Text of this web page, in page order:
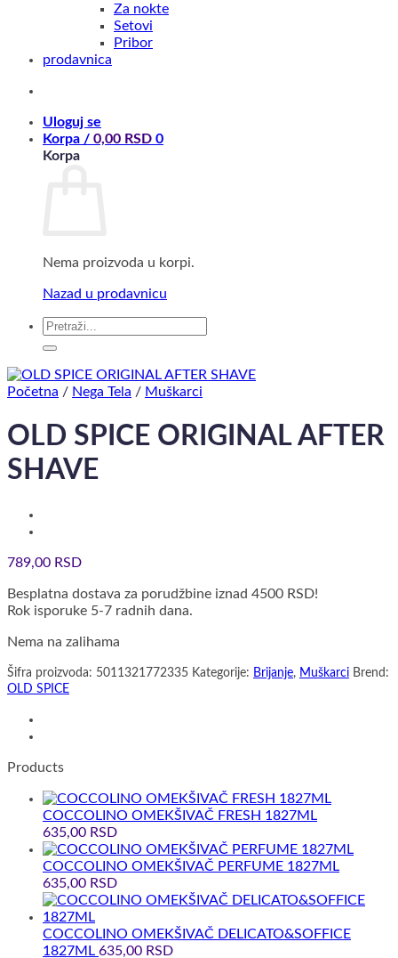
Za nokte
Setovi
Pribor
prodavnica
Uloguj se
Korpa / 0,00 RSD 0
Korpa
Nema proizvoda u korpi.
Nazad u prodavnicu
Pretraga
Početna / Nega Tela / Muškarci
OLD SPICE ORIGINAL AFTER
SHAVE
789,00 RSD
Besplatna dostava za porudžbine iznad 4500 RSD!
Rok isporuke 5-7 radnih dana.
Nema na zalihama
Šifra proizvoda: 5011321772335 Kategorije: Brijanje, Muškarci Brend:
OLD SPICE
Products
COCCOLINO OMEKŠIVAČ FRESH 1827ML
635,00 RSD
COCCOLINO OMEKŠIVAČ PERFUME 1827ML
635,00 RSD
COCCOLINO OMEKŠIVAČ DELICATO&SOFFICE
1827ML 635,00 RSD